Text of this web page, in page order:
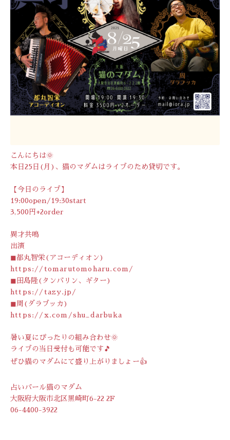
こんにちは🌞
本日25日(月)、猫のマダムはライブのため貸切です。
【今日のライブ】
19:00open/19:30start
3,500円+2order
異才共鳴
出演
◼︎都丸智栄(アコーディオン)
https://tomarutomoharu.com/
◼︎田島隆(タンバリン、ギター)
https://tazy.jp/
◼︎周(ダラブッカ)
https://x.com/shu_darbuka
暑い夏にぴったりの組み合わせ🌞
ライブの当日受付も可能です🎵
ぜひ猫のマダムにて盛り上がりましょー👍
占いバール猫のマダム
大阪府大阪市北区黒崎町6-22 2F
06-4400-3922